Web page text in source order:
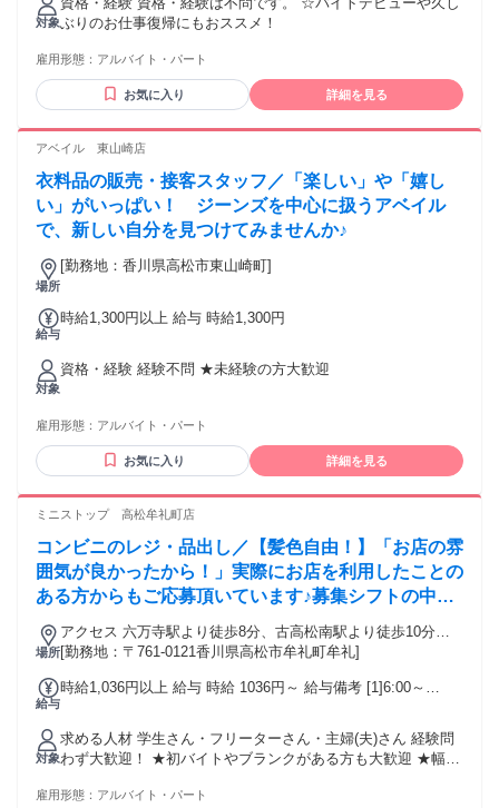
対象ぶりのお仕事復帰にもおススメ！
雇用形態： アルバイト・パート
お気に入り 詳細を見る
アベイル 東山崎店
衣料品の販売・接客スタッフ／「楽しい」や「嬉し
い」がいっぱい！ ジーンズを中心に扱うアベイル
で、新しい自分を見つけてみませんか♪
場所
[勤務地：香川県高松市東山崎町]
給与
時給1,300円以上 給与 時給1,300円
対象
資格・経験 経験不問 ★未経験の方大歓迎
雇用形態： アルバイト・パート
お気に入り 詳細を見る
ミニストップ 高松牟礼町店
コンビニのレジ・品出し／【髪色自由！】「お店の雰
囲気が良かったから！」実際にお店を利用したことの
ある方からもご応募頂いています♪募集シフトの中か
らまずは好きな時間をお選びください☆
場所
アクセス 六万寺駅より徒歩8分、古高松南駅より徒歩10分、
八栗駅より徒歩10分 ★その他のアクセス可能駅/八栗口駅、大
ラッグコスモス・ローソン・餃子の王将近く)
[勤務地：〒761-0121香川県高松市牟礼町牟礼]
給与
時給1,036円以上 給与 時給 1036円～ 給与備考 [1]6:00～
円～ [4]10:00～14:00/1036円～ [5]22:00～翌6:00/1295円～ ※
高校生可 契約期間 長期勤務できる方歓迎！
対象
求める人材 学生さん・フリーターさん・主婦(夫)さん 経験問
わず大歓迎！ ★初バイトやブランクがある方も大歓迎 ★幅広
雇用形態： アルバイト・パート